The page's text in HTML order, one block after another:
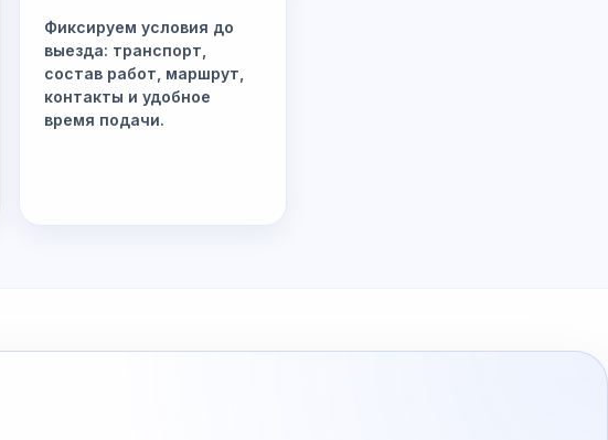
Фиксируем условия до
выезда: транспорт,
состав работ, маршрут,
контакты и удобное
время подачи.